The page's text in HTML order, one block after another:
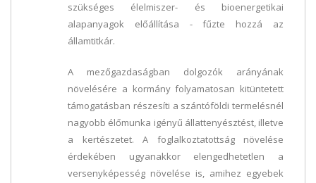
szükséges élelmiszer- és bioenergetikai
alapanyagok előállítása - fűzte hozzá az
államtitkár.
A mezőgazdaságban dolgozók arányának
növelésére a kormány folyamatosan kitüntetett
támogatásban részesíti a szántóföldi termelésnél
nagyobb élőmunka igényű állattenyésztést, illetve
a kertészetet. A foglalkoztatottság növelése
érdekében ugyanakkor elengedhetetlen a
versenyképesség növelése is, amihez egyebek